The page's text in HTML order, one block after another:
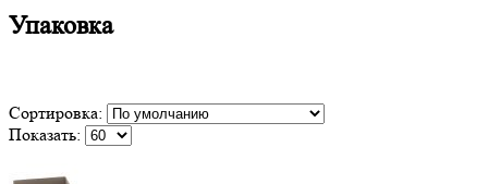
Упаковка
Сортировка:
Показать: